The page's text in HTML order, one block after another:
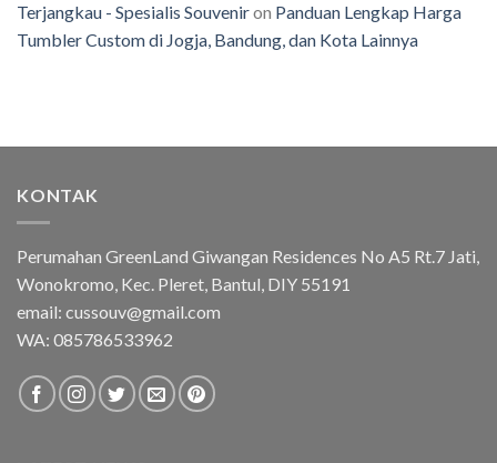
Terjangkau - Spesialis Souveniron Panduan Lengkap Harga
Tumbler Custom di Jogja, Bandung, dan Kota Lainnya
KONTAK
Perumahan GreenLand Giwangan Residences No A5 Rt.7 Jati,
Wonokromo, Kec. Pleret, Bantul, DIY 55191
email: cussouv@gmail.com
WA: 085786533962